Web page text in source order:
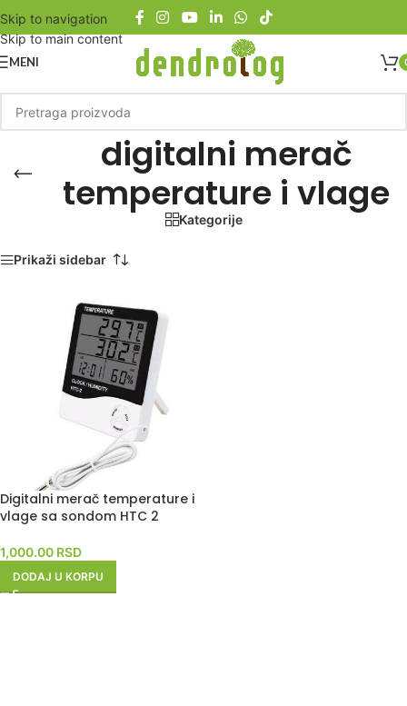
Skip to navigation
Skip to main content
MENI
digitalni merač
temperature i vlage
Kategorije
Prikaži sidebar
Digitalni merač temperature i
vlage sa sondom HTC 2
1,000.00 RSD
DODAJ U KORPU